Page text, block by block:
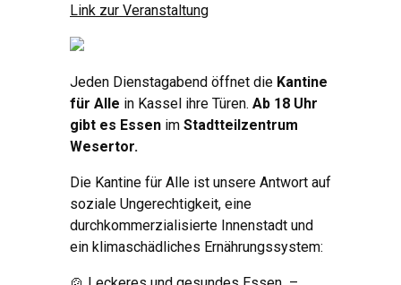
Link zur Veranstaltung
Jeden Dienstagabend öffnet die Kantine
für Alle in Kassel ihre Türen. Ab 18 Uhr
gibt es Essen im Stadtteilzentrum
Wesertor.
Die Kantine für Alle ist unsere Antwort auf
soziale Ungerechtigkeit, eine
durchkommerzialisierte Innenstadt und
ein klimaschädliches Ernährungssystem: